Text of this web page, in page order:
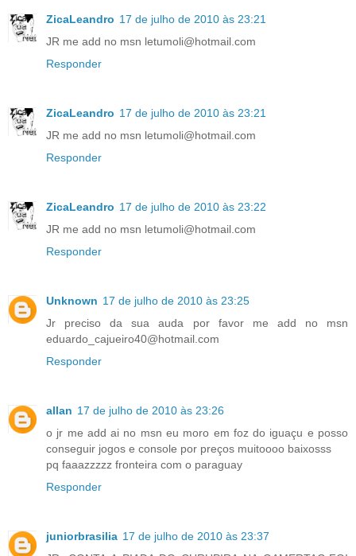
ZicaLeandro 17 de julho de 2010 às 23:21
JR me add no msn letumoli@hotmail.com
Responder
ZicaLeandro 17 de julho de 2010 às 23:21
JR me add no msn letumoli@hotmail.com
Responder
ZicaLeandro 17 de julho de 2010 às 23:22
JR me add no msn letumoli@hotmail.com
Responder
Unknown 17 de julho de 2010 às 23:25
Jr preciso da sua auda por favor me add no msn
eduardo_cajueiro40@hotmail.com
Responder
allan 17 de julho de 2010 às 23:26
o jr me add ai no msn eu moro em foz do iguaçu e posso
conseguir jogos e console por preços muitoooo baixosss
pq faaazzzzz fronteira com o paraguay
Responder
juniorbrasilia 17 de julho de 2010 às 23:37